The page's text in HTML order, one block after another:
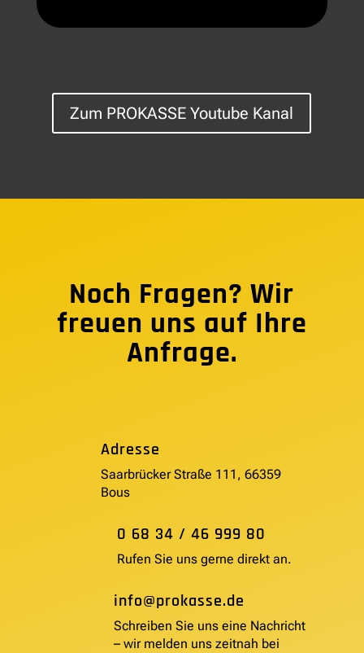
Zum PROKASSE Youtube Kanal
Noch Fragen? Wir
freuen uns auf Ihre
Anfrage.
Adresse
Saarbrücker Straße 111, 66359
Bous
0 68 34 / 46 999 80
Rufen Sie uns gerne direkt an.
info@prokasse.de
Schreiben Sie uns eine Nachricht
– wir melden uns zeitnah bei